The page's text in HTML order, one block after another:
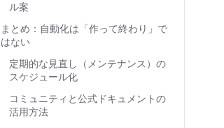
ル案
まとめ：自動化は「作って終わり」で
はない
定期的な見直し（メンテナンス）の
スケジュール化
コミュニティと公式ドキュメントの
活用方法